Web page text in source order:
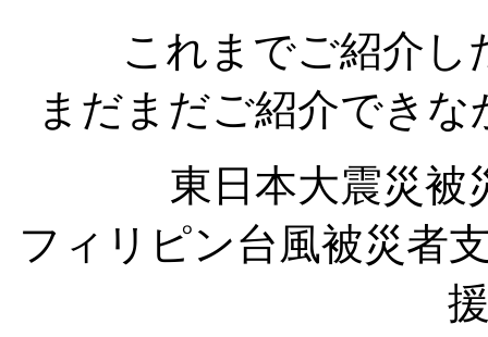
これまでご紹介し
まだまだご紹介でき
東日本大震災被
フィリピン台風被災者